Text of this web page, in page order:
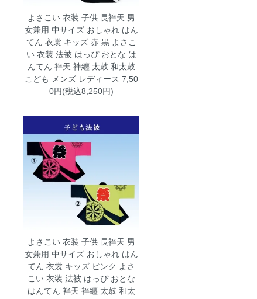
よさこい 衣装 子供 長袢天 男
女兼用 中サイズ おしゃれ はん
てん 衣裳 キッズ 赤 黒よさこ
い 衣装 法被 はっぴ おとな は
んてん 袢天 袢纏 太鼓 和太鼓
こども メンズ レディース 7,50
0円(税込8,250円)
よさこい 衣装 子供 長袢天 男
女兼用 中サイズ おしゃれ はん
てん 衣裳 キッズ ピンク よさ
こい 衣装 法被 はっぴ おとな
はんてん 袢天 袢纏 太鼓 和太